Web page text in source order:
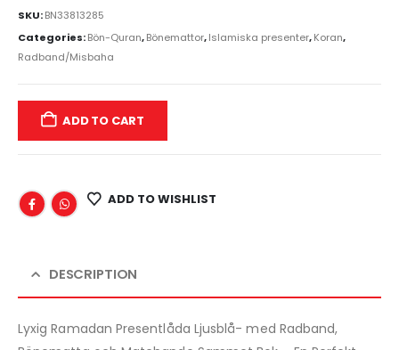
SKU:BN33813285
Categories:Bön-Quran,Bönemattor,Islamiska presenter,Koran,
Radband/Misbaha
ADD TO CART
ADD TO WISHLIST
DESCRIPTION
Lyxig Ramadan Presentlåda Ljusblå- med Radband,